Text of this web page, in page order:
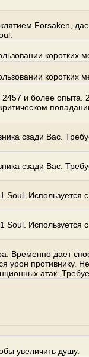
Forsaken,
коротких
коротких
2457 и более опыта.
сзади Вас.
сзади Вас.
Soul. Используется
Soul. Используется
Временно дает
урон противнику.
атак.
увеличить душу.